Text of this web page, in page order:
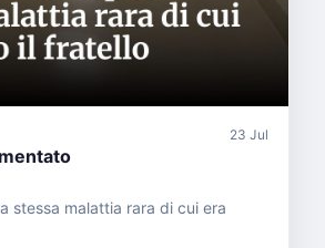
23 Jul
stessa malattia rara di cui era